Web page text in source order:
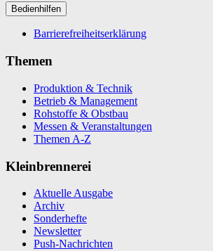
Bedienhilfen
Barrierefreiheitserklärung
Themen
Produktion & Technik
Betrieb & Management
Rohstoffe & Obstbau
Messen & Veranstaltungen
Themen A-Z
Kleinbrennerei
Aktuelle Ausgabe
Archiv
Sonderhefte
Newsletter
Push-Nachrichten